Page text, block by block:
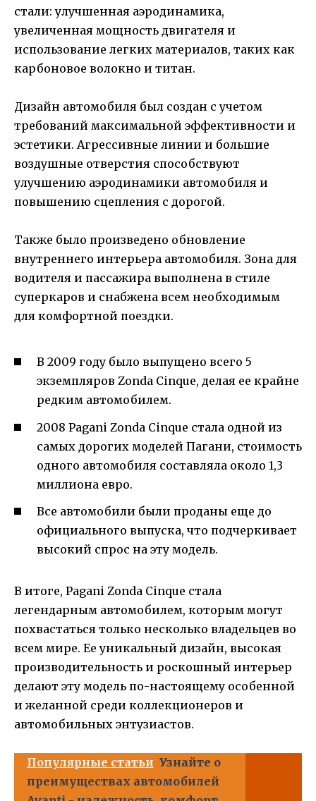
стали: улучшенная аэродинамика,
увеличенная мощность двигателя и
использование легких материалов, таких как
карбоновое волокно и титан.
Дизайн автомобиля был создан с учетом
требований максимальной эффективности и
эстетики. Агрессивные линии и большие
воздушные отверстия способствуют
улучшению аэродинамики автомобиля и
повышению сцепления с дорогой.
Также было произведено обновление
внутреннего интерьера автомобиля. Зона для
водителя и пассажира выполнена в стиле
суперкаров и снабжена всем необходимым
для комфортной поездки.
В 2009 году было выпущено всего 5
экземпляров Zonda Cinque, делая ее крайне
редким автомобилем.
2008 Pagani Zonda Cinque стала одной из
самых дорогих моделей Пагани, стоимость
одного автомобиля составляла около 1,3
миллиона евро.
Все автомобили были проданы еще до
официального выпуска, что подчеркивает
высокий спрос на эту модель.
В итоге, Pagani Zonda Cinque стала
легендарным автомобилем, которым могут
похвастаться только несколько владельцев во
всем мире. Ее уникальный дизайн, высокая
производительность и роскошный интерьер
делают эту модель по-настоящему особенной
и желанной среди коллекционеров и
автомобильных энтузиастов.
Популярные статьи Узнайте о
преимуществах автомобилей